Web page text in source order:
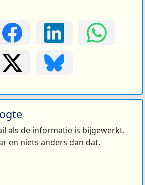
als de informatie is bijgewerkt.
en niets anders dan dat.